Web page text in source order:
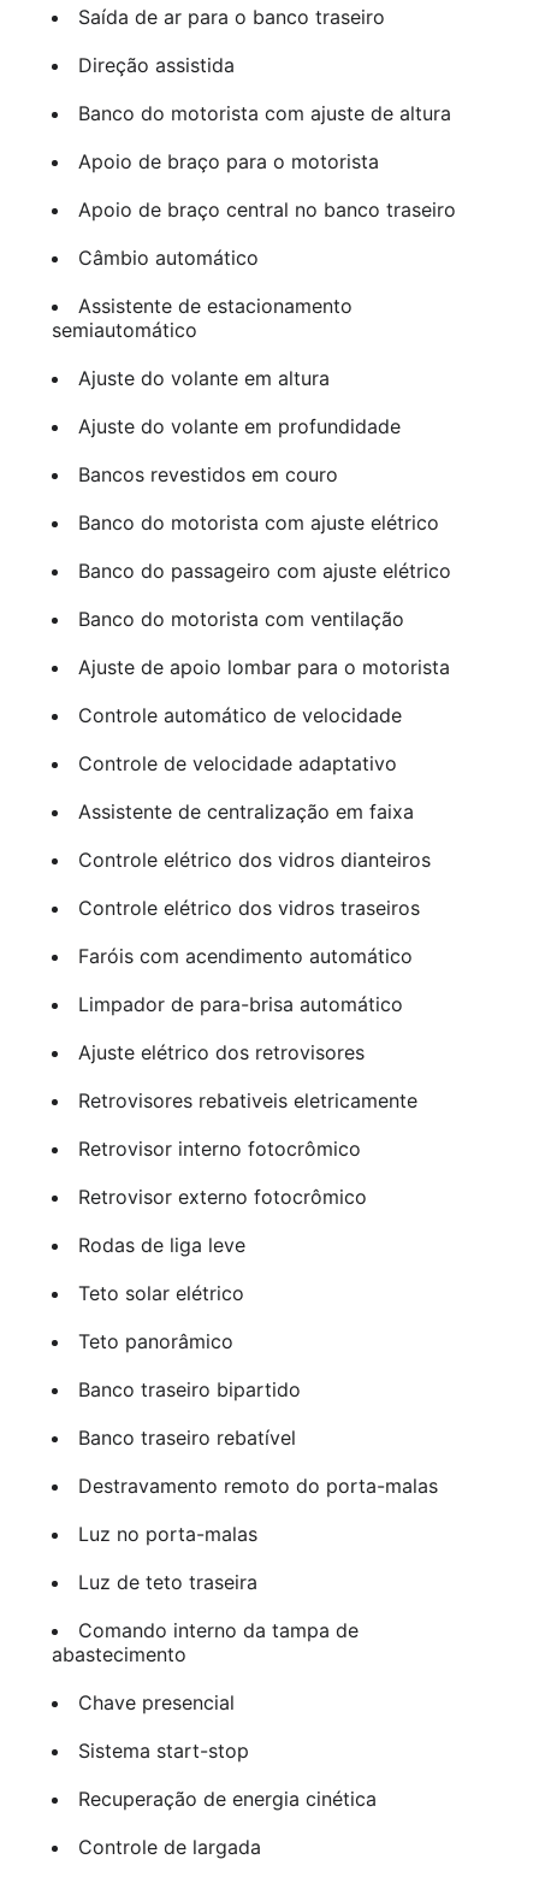
Saída de ar para o banco traseiro
Direção assistida
Banco do motorista com ajuste de altura
Apoio de braço para o motorista
Apoio de braço central no banco traseiro
Câmbio automático
Assistente de estacionamento
semiautomático
Ajuste do volante em altura
Ajuste do volante em profundidade
Bancos revestidos em couro
Banco do motorista com ajuste elétrico
Banco do passageiro com ajuste elétrico
Banco do motorista com ventilação
Ajuste de apoio lombar para o motorista
Controle automático de velocidade
Controle de velocidade adaptativo
Assistente de centralização em faixa
Controle elétrico dos vidros dianteiros
Controle elétrico dos vidros traseiros
Faróis com acendimento automático
Limpador de para-brisa automático
Ajuste elétrico dos retrovisores
Retrovisores rebativeis eletricamente
Retrovisor interno fotocrômico
Retrovisor externo fotocrômico
Rodas de liga leve
Teto solar elétrico
Teto panorâmico
Banco traseiro bipartido
Banco traseiro rebatível
Destravamento remoto do porta-malas
Luz no porta-malas
Luz de teto traseira
Comando interno da tampa de
abastecimento
Chave presencial
Sistema start-stop
Recuperação de energia cinética
Controle de largada